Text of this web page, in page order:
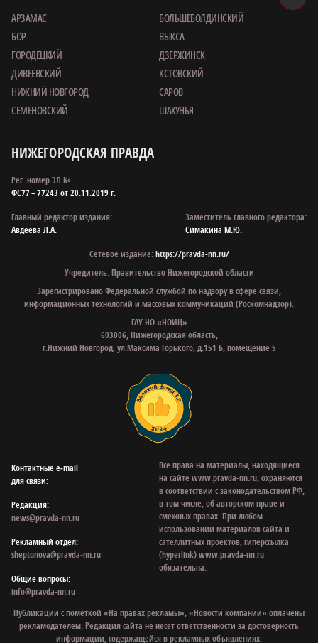
АРЗАМАС
БОЛЬШЕБОЛДИНСКИЙ
БОР
ВЫКСА
ГОРОДЕЦКИЙ
ДЗЕРЖИНСК
ДИВЕЕВСКИЙ
КСТОВСКИЙ
НИЖНИЙ НОВГОРОД
САРОВ
СЕМЕНОВСКИЙ
ШАХУНЬЯ
НИЖЕГОРОДСКАЯ ПРАВДА
Рег. номер ЭЛ №
ФС77 – 77243 от 20.11.2019 г.
Главный редактор издания:
Авдеева Л.А.
Заместитель главного редактора:
Симакина М.Ю.
Сетевое издание:https://pravda-nn.ru/
Учредитель: Правительство Нижегородской области
Зарегистрировано Федеральной службой по надзору в сфере связи,
информационных технологий и массовых коммуникаций (Роскомнадзор).
ГАУ НО «НОИЦ»
603006, Нижегородская область,
г.Нижний Новгород, ул.Максима Горького, д.151 Б, помещение 5
Контактные e‑mail
для связи:
Редакция:
news@pravda-nn.ru
Рекламный отдел:
sheptunova@pravda-nn.ru
Общие вопросы:
info@pravda-nn.ru
Все права на материалы, находящиеся
на сайте www.pravda-nn.ru, охраняются
в соответствии с законодательством РФ,
в том числе, об авторском праве и
смежных правах. При любом
использовании материалов сайта и
сателлитных проектов, гиперссылка
(hyperlink) www.pravda-nn.ru
обязательна.
Публикации с пометкой «На правах рекламы», «Новости компании» оплачены
рекламодателем. Редакция сайта не несет ответственности за достоверность
информации, содержащейся в рекламных объявлениях.